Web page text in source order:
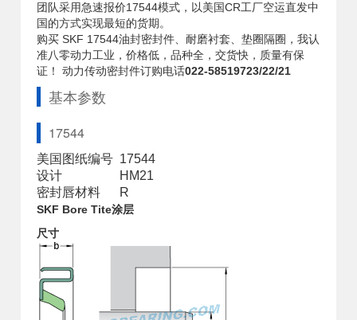
团队采用急速报价17544模式，以美国CR工厂空运直发中
国的方式实现最短的货期。
购买 SKF 17544油封密封件、耐磨衬套、垫圈隔圈，我认
准八零动力工业，价格低，品种全，交货快，质量有保
证！ 动力传动密封件订购电话022-58519723/22/21
基本参数
17544
美国图纸编号 17544
设计
HM21
密封唇材料
R
SKF Bore Tite涂层
尺寸